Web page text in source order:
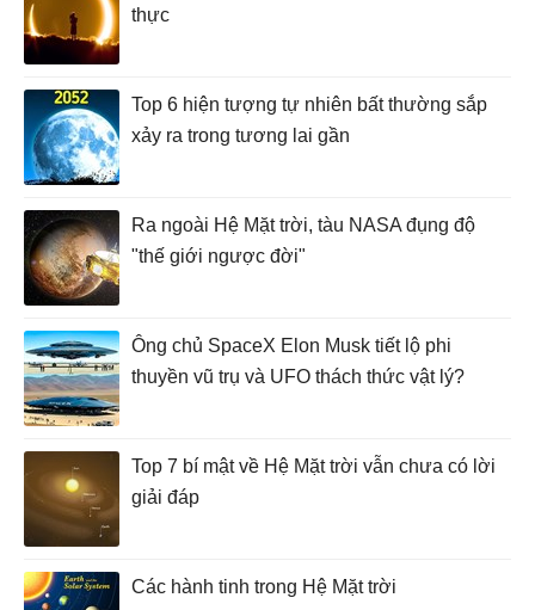
thực
Top 6 hiện tượng tự nhiên bất thường sắp
xảy ra trong tương lai gần
Ra ngoài Hệ Mặt trời, tàu NASA đụng độ
"thế giới ngược đời"
Ông chủ SpaceX Elon Musk tiết lộ phi
thuyền vũ trụ và UFO thách thức vật lý?
Top 7 bí mật về Hệ Mặt trời vẫn chưa có lời
giải đáp
Các hành tinh trong Hệ Mặt trời